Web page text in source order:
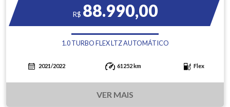
R$ 88.990,00
1.0 TURBO FLEX LTZ AUTOMÁTICO
2021/2022 61252 km Flex
VER MAIS